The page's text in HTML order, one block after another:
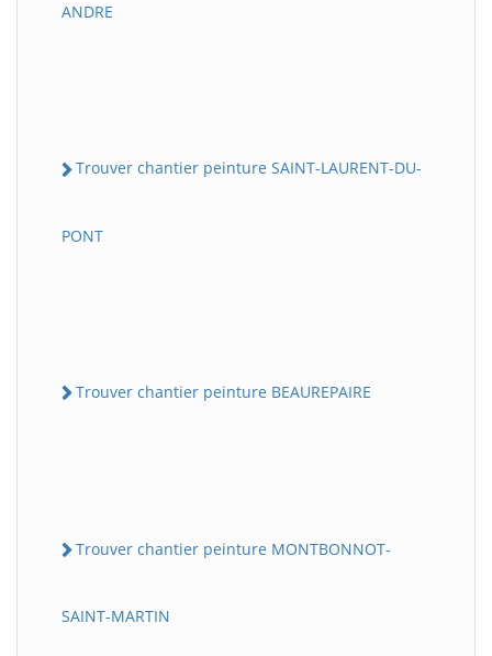
ANDRE
Trouver chantier peinture SAINT-LAURENT-DU-
PONT
Trouver chantier peinture BEAUREPAIRE
Trouver chantier peinture MONTBONNOT-
SAINT-MARTIN